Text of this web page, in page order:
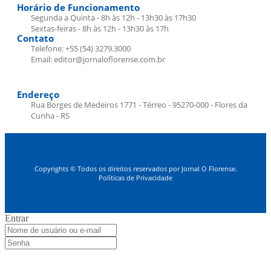
Horário de Funcionamento
Segunda a Quinta - 8h às 12h - 13h30 às 17h30
Sextas-feiras - 8h às 12h - 13h30 às 17h
Contato
Telefone: +55 (54) 3279.3000
Email: editor@jornaloflorense.com.br
Endereço
Rua Borges de Medeiros 1771 - Térreo - 95270-000 - Flores da
Cunha - RS
Copyrights © Todos os direitos reservados por Jornal O Florense.
Políticas de Privacidade
Entrar